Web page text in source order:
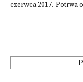
czerwca 2017. Potrwa